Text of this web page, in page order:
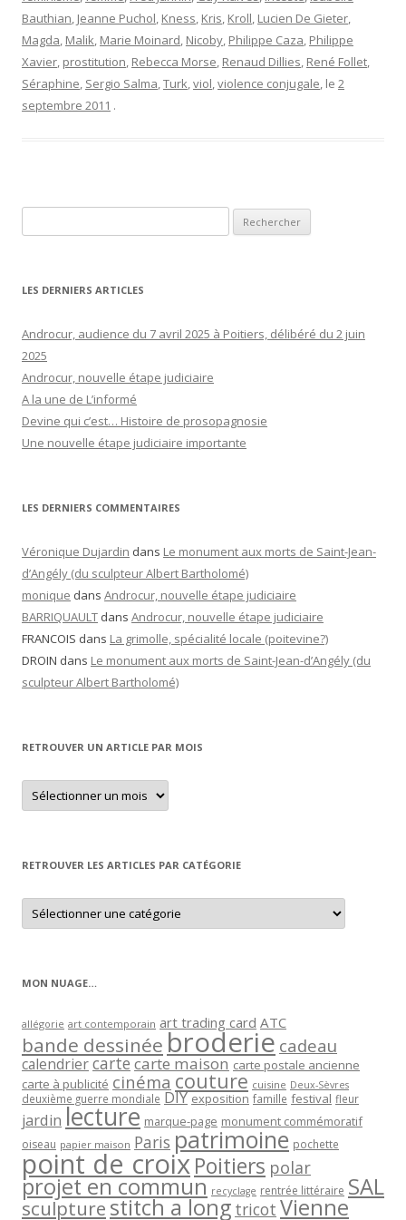
Bauthian, Jeanne Puchol, Kness, Kris, Kroll, Lucien De Gieter,
Magda, Malik, Marie Moinard, Nicoby, Philippe Caza, Philippe
Xavier, prostitution, Rebecca Morse, Renaud Dillies, René Follet,
Séraphine, Sergio Salma,Turk,viol,violence conjugale, le 2
septembre 2011 .
LES DERNIERS ARTICLES
Androcur, audience du 7 avril 2025 à Poitiers, délibéré du 2 juin
2025
Androcur, nouvelle étape judiciaire
A la une de L’informé
Devine qui c’est… Histoire de prosopagnosie
Une nouvelle étape judiciaire importante
LES DERNIERS COMMENTAIRES
Véronique Dujardin dans Le monument aux morts de Saint-Jean-
d’Angély (du sculpteur Albert Bartholomé)
monique dans Androcur, nouvelle étape judiciaire
BARRIQUAULT dans Androcur, nouvelle étape judiciaire
FRANCOIS dans La grimolle, spécialité locale (poitevine?)
DROIN dans Le monument aux morts de Saint-Jean-d’Angély (du
sculpteur Albert Bartholomé)
RETROUVER UN ARTICLE PAR MOIS
Retrouver
un
article
RETROUVER LES ARTICLES PAR CATÉGORIE
Retrouver
les
articles
MON NUAGE…
allégorie art contemporain art trading card ATC
bande dessinée broderie cadeau
calendriercartecarte maison carte postale ancienne
carte à publicité cinéma couture cuisine Deux-Sèvres
deuxième guerre mondiale DIY exposition famille festival fleur
jardin lecture marque-page monument commémoratif
oiseau papier maison Paris patrimoine pochette
point de croixPoitiers polar
projet en commun recyclage rentrée littéraire SAL
sculpturestitch a long tricot Vienne